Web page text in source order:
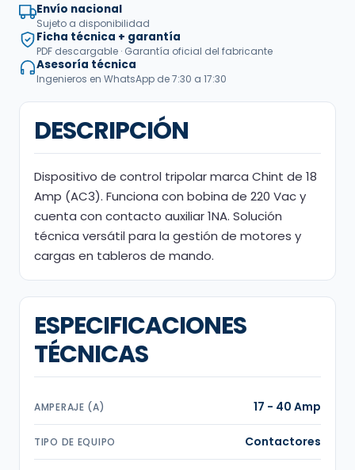
Envío nacional
Sujeto a disponibilidad
Ficha técnica + garantía
PDF descargable · Garantía oficial del fabricante
Asesoría técnica
Ingenieros en WhatsApp de 7:30 a 17:30
DESCRIPCIÓN
Dispositivo de control tripolar marca Chint de 18
Amp (AC3). Funciona con bobina de 220 Vac y
cuenta con contacto auxiliar 1NA. Solución
técnica versátil para la gestión de motores y
cargas en tableros de mando.
ESPECIFICACIONES
TÉCNICAS
AMPERAJE (A) 17 - 40 Amp
TIPO DE EQUIPO Contactores